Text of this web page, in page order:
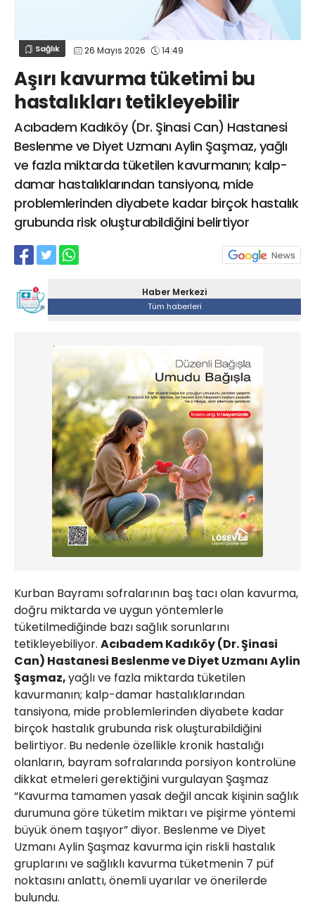
Sağlık 26 Mayıs 2026 14:49
Aşırı kavurma tüketimi bu
hastalıkları tetikleyebilir
Acıbadem Kadıköy (Dr. Şinasi Can) Hastanesi
Beslenme ve Diyet Uzmanı Aylin Şaşmaz, yağlı
ve fazla miktarda tüketilen kavurmanın; kalp-
damar hastalıklarından tansiyona, mide
problemlerinden diyabete kadar birçok hastalık
grubunda risk oluşturabildiğini belirtiyor
Haber Merkezi
Tüm haberleri
Kurban Bayramı sofralarının baş tacı olan kavurma,
doğru miktarda ve uygun yöntemlerle
tüketilmediğinde bazı sağlık sorunlarını
tetikleyebiliyor. Acıbadem Kadıköy (Dr. Şinasi
Can) Hastanesi Beslenme ve Diyet Uzmanı Aylin
Şaşmaz,yağlı ve fazla miktarda tüketilen
kavurmanın; kalp-damar hastalıklarından
tansiyona, mide problemlerinden diyabete kadar
birçok hastalık grubunda risk oluşturabildiğini
belirtiyor. Bu nedenle özellikle kronik hastalığı
olanların, bayram sofralarında porsiyon kontrolüne
dikkat etmeleri gerektiğini vurgulayan Şaşmaz
“Kavurma tamamen yasak değil ancak kişinin sağlık
durumuna göre tüketim miktarı ve pişirme yöntemi
büyük önem taşıyor” diyor. Beslenme ve Diyet
Uzmanı Aylin Şaşmaz kavurma için riskli hastalık
gruplarını ve sağlıklı kavurma tüketmenin 7 püf
noktasını anlattı, önemli uyarılar ve önerilerde
bulundu.
GÖZ HASTALIKLARI
SAĞLIK
GASTROENTEROLOJİ
ÇOCUK SAĞLIĞI VE HASTALIKLARI
GENEL CERRAHİ
SENDİKALAR
GÖGÜS HASTALIKLARI
DERMATOLOJİ
ENDOKRİNOLOJİ
NÖROLOJİ
ORTOPEDİ VE TRAVMATOLOJİ
KADIN HASTALIKLARI VE DOĞUM
Web TV Galeri Yazarlar
sagliktabugun@gmail.com